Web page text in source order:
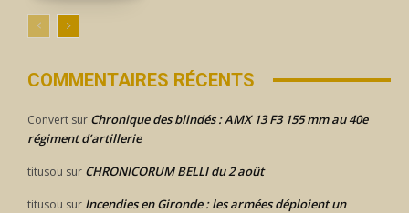
COMMENTAIRES RÉCENTS
Convert sur Chronique des blindés : AMX 13 F3 155 mm au 40e
régiment d’artillerie
titusou sur CHRONICORUM BELLI du 2 août
titusou sur Incendies en Gironde : les armées déploient un